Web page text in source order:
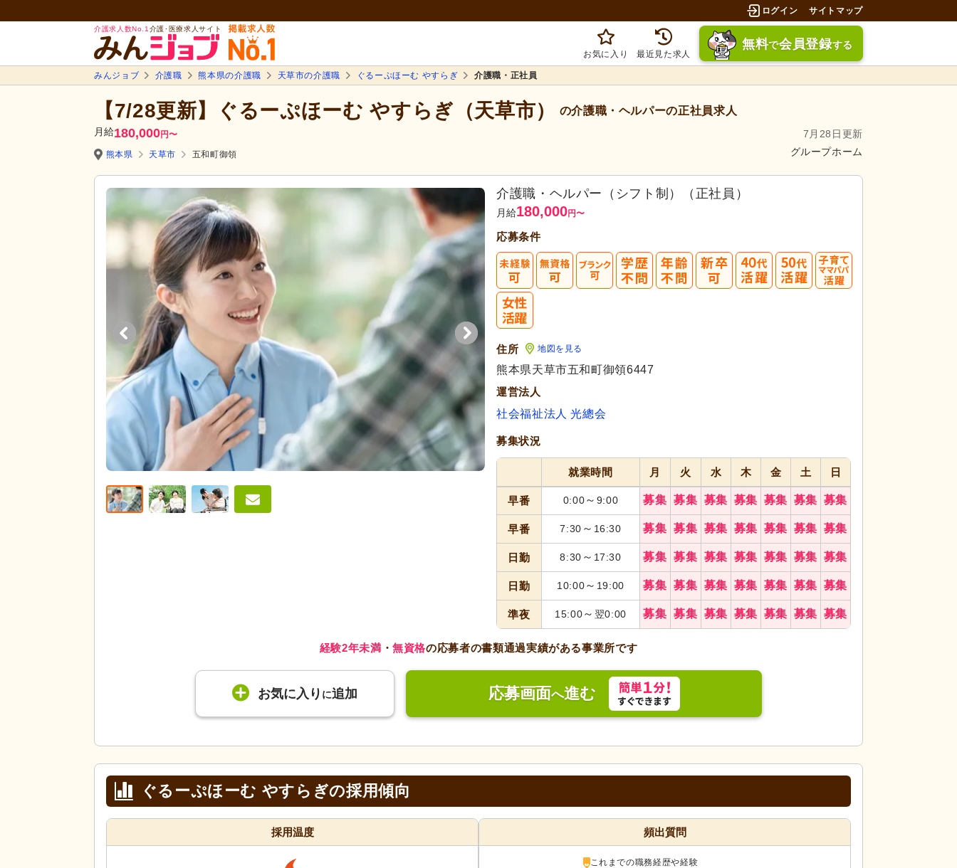
ログイン サイトマップ
介護求人数No.1 介護･医療求人サイト
お気に入り 最近見た求人
無料で会員登録する
みんジョブ 介護職 熊本県の介護職 天草市の介護職 ぐるーぷほーむ やすらぎ 介護職・正社員
【7/28更新】ぐるーぷほーむ やすらぎ（天草市） の介護職・ヘルパーの正社員求人
月給180,000円〜
7月28日更新
グループホーム
熊本県 天草市 五和町御領
介護職・ヘルパー（シフト制）（正社員）
月給180,000円〜
応募条件
住所 地図を見る
熊本県天草市五和町御領6447
運営法人
社会福祉法人 光總会
募集状況
就業時間 月 火 水 木 金 土 日
早番 0:00～ 9:00 募集 募集 募集 募集 募集 募集 募集
早番 7:30 ～ 16:30 募集 募集 募集 募集 募集 募集 募集
日勤 8:30 ～ 17:30 募集 募集 募集 募集 募集 募集 募集
日勤 10:00～ 19:00 募集 募集 募集 募集 募集 募集 募集
準夜 15:00～ 翌0:00 募集 募集 募集 募集 募集 募集 募集
経験2年未満 ・無資格の応募者の書類通過実績がある事業所です
お気に入り に追加 応募画面へ進む
ぐるーぷほーむ やすらぎの採用傾向
採用温度 頻出質問
これまでの職務経歴や経験